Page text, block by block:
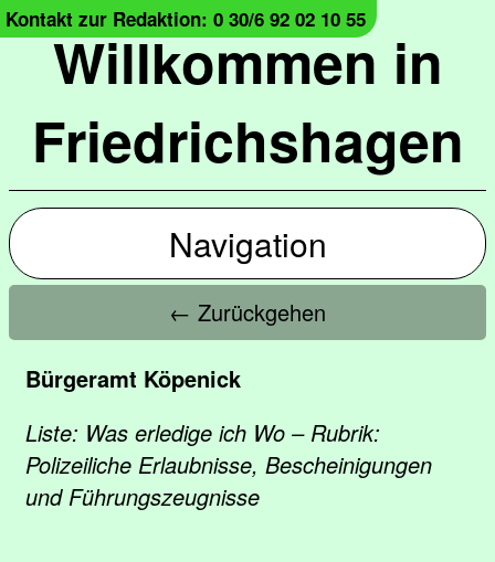
Willkommen in
Friedrichshagen
Kontakt zur Redaktion: 0 30/6 92 02 10 55
Navigation
← Zurückgehen
Bürgeramt Köpenick
Liste: Was erledige ich Wo – Rubrik:
Polizeiliche Erlaubnisse, Bescheinigungen
und Führungszeugnisse